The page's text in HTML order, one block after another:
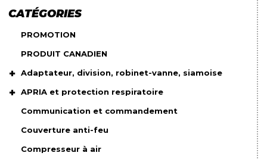
CATÉGORIES
PROMOTION
PRODUIT CANADIEN
Adaptateur, division, robinet-vanne, siamoise
APRIA et protection respiratoire
Communication et commandement
Couverture anti-feu
Compresseur à air